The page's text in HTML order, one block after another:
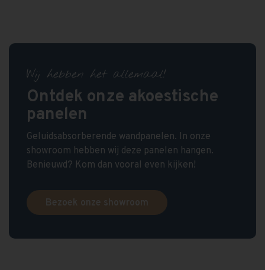
Wij hebben het allemaal!
Ontdek onze akoestische
panelen
Geluidsabsorberende wandpanelen. In onze
showroom hebben wij deze panelen hangen.
Benieuwd? Kom dan vooral even kijken!
Bezoek onze showroom